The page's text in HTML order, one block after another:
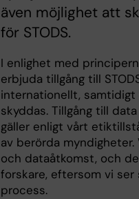
även möjlighet att
för STODS.
I enlighet med
erbjuda tillgång till
internationellt,
skyddas. Tillgång till
gäller enligt vårt
av berörda
och dataåtkomst, och
forskare, eftersom vi
process.